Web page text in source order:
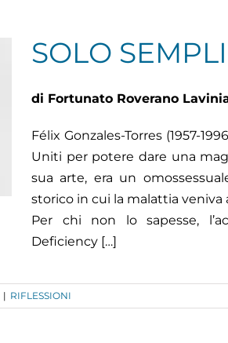
SOLO
di Fortunato Roverano
Félix Gonzales-Torres (1957-
Uniti per potere dare una
sua arte, era un
storico in cui la malattia
Per chi non lo sapesse,
Deficiency […]
| RIFLESSIONI